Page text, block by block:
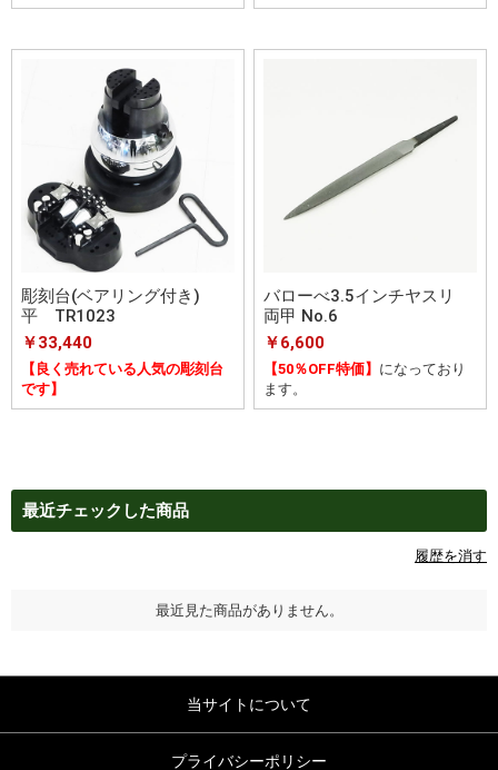
彫刻台(ベアリング付き)
平 TR1023
￥33,440
【良く売れている人気の彫刻台
です】
バローべ3.5インチヤスリ
両甲 No.6
￥6,600
【50％OFF特価】 になっており
ます。
最近チェックした商品
履歴を消す
最近見た商品がありません。
当サイトについて
プライバシーポリシー